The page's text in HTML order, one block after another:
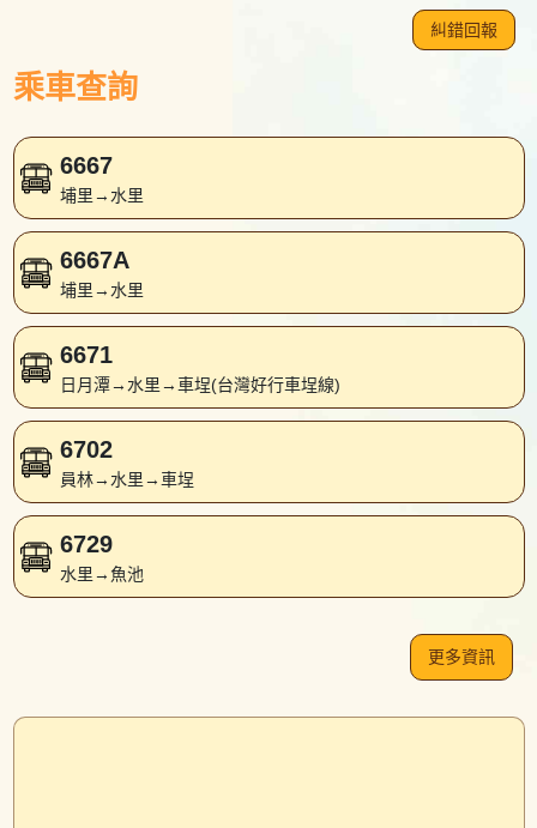
糾錯回報
乘車查詢
6667
埔里→水里
6667A
埔里→水里
6671
日月潭→水里→車埕(台灣好行車埕線)
6702
員林→水里→車埕
6729
水里→魚池
更多資訊